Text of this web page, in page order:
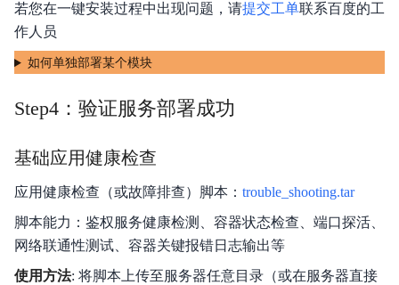
若您在一键安装过程中出现问题，请提交工单联系百度的工
作人员
如何单独部署某个模块
Step4：验证服务部署成功
基础应用健康检查
应用健康检查（或故障排查）脚本： trouble_shooting.tar
脚本能力：鉴权服务健康检测、容器状态检查、端口探活、
网络联通性测试、容器关键报错日志输出等
使用方法: 将脚本上传至服务器任意目录（或在服务器直接